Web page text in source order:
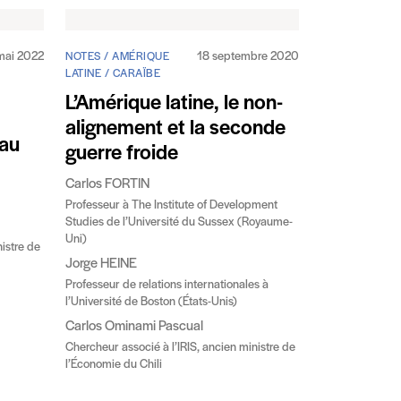
2022
de
NOTES / AMÉRIQUE
LATINE / CARAÏBE
18 septembre 2020
L’Amérique latine, le non-
alignement et la seconde
guerre froide
Carlos FORTIN
Professeur à The Institute of Development
Studies de l’Université du Sussex (Royaume-
Uni)
Jorge HEINE
Professeur de relations internationales à
l’Université de Boston (États-Unis)
Carlos Ominami Pascual
Chercheur associé à l’IRIS, ancien ministre de
l’Économie du Chili